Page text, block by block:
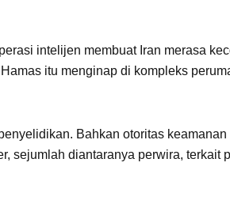
intelijen membuat Iran merasa
itu menginap di kompleks
Bahkan otoritas keamanan
sejumlah diantaranya perwira, terkait